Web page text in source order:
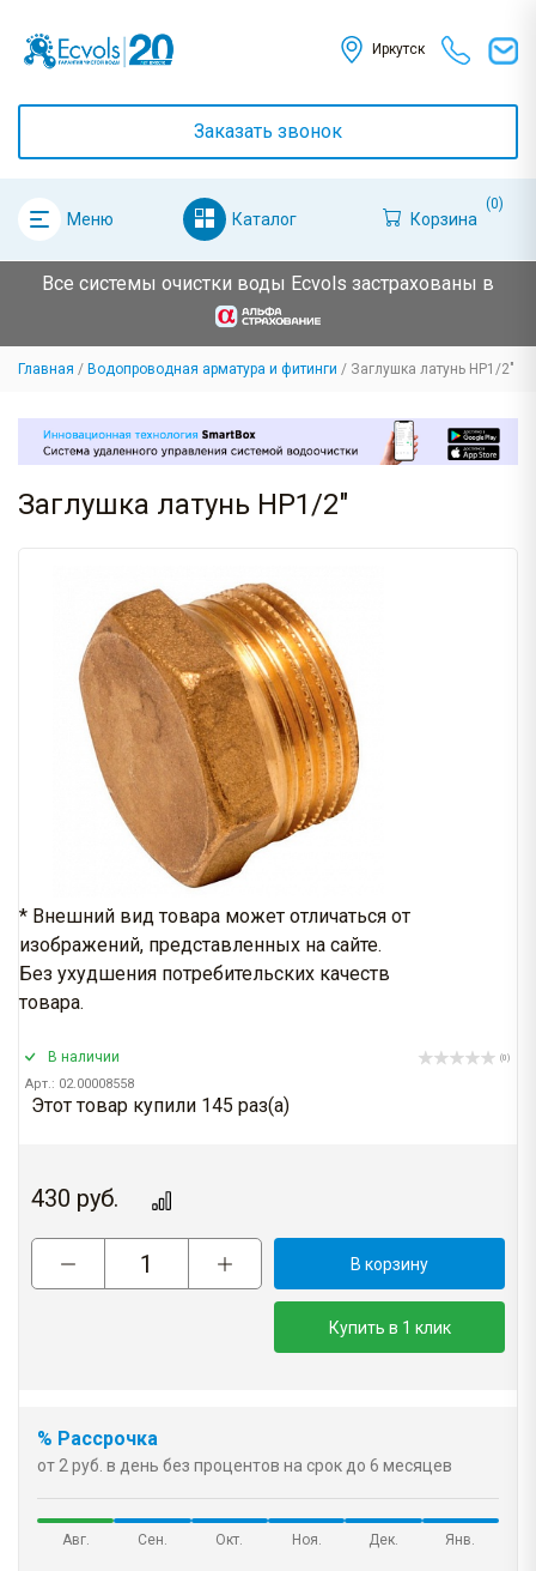
Иркутск
Заказать звонок
Меню Каталог Корзина
(0)
Все системы очистки воды Ecvols застрахованы в
Главная Водопроводная арматура и фитинги Заглушка латунь НР1/2"
Заглушка латунь НР1/2"
* Внешний вид товара может отличаться от
изображений, представленных на сайте.
Без ухудшения потребительских качеств
товара.
В наличии
Арт.: 02.00008558
(0)
Этот товар купили 145 раз(a)
430 руб.
В корзину
Купить в 1 клик
% Рассрочка
от 2 руб. в день без процентов на срок до 6 месяцев
Авг. Сен. Окт. Ноя. Дек. Янв.